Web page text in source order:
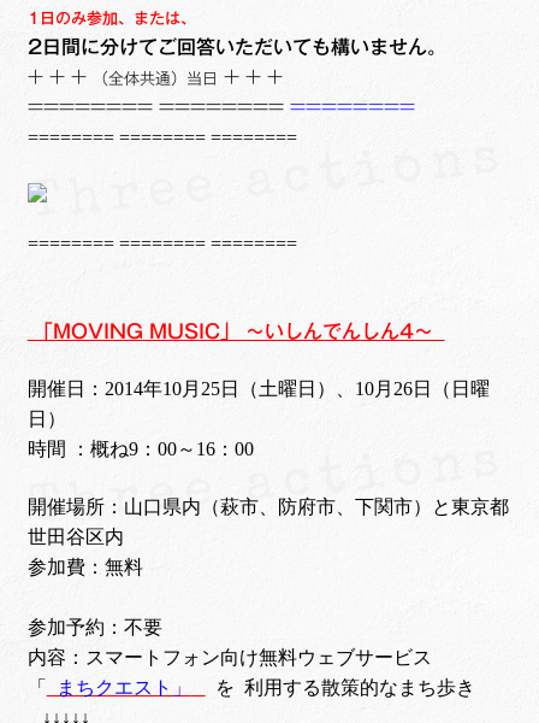
1日のみ参加、または、
2日間に分けてご回答いただいても構いません。
+ + +
（全体共通）当日
+ + +
======== ================
======== ================
======== ======== ========
「MOVING MUSIC」 ～いしんでんしん4～
開催日：2014年10月25日（土曜日）、10月26日（日曜
日）
時間 ：概ね9：00～16：00
開催場所：山口県内（萩市、防府市、下関市）と東京都
世田谷区内
参加費：無料
参加予約：不要
内容：スマートフォン向け無料ウェブサービス
「
まちクエスト」 を 利用する散策的なまち歩き
↓↓↓↓↓